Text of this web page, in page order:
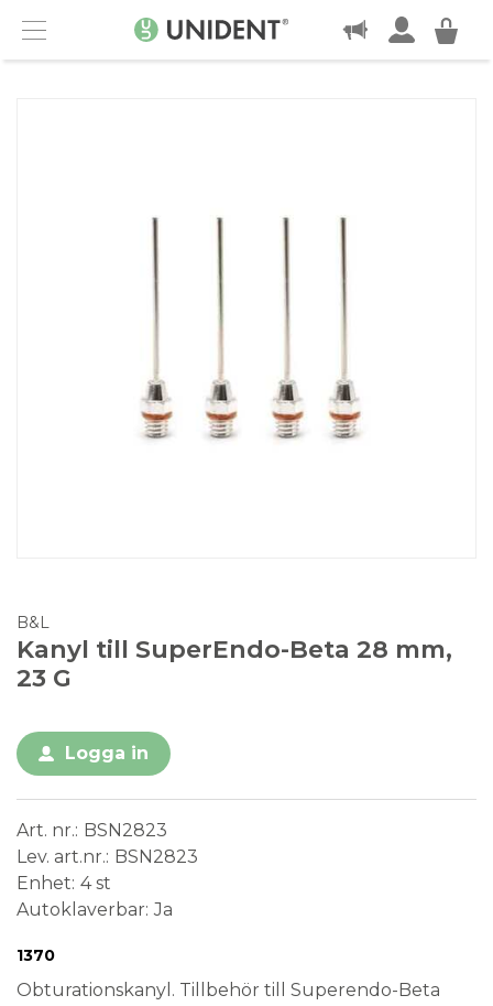
Menu
KONTAKT
B&L
Kanyl till SuperEndo-Beta 28 mm,
23 G
Logga in
Art. nr. BSN2823
Lev. art.nr. BSN2823
Enhet 4 st
Autoklaverbar Ja
Medical Device
1370
Obturationskanyl. Tillbehör till Superendo-Beta